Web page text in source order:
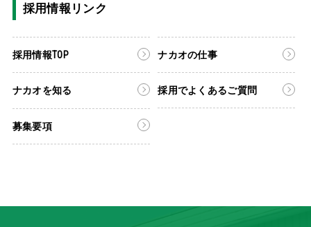
採用情報リンク
採用情報TOP ナカオの仕事
ナカオを知る 採用でよくあるご質問
募集要項